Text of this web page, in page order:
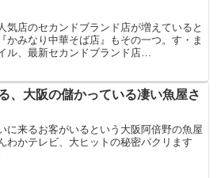
気店のセカンドブランド店が増えていると
かみなり中華そば店』もその一つ。す・ま
ル、最新セカンドブランド店
、大阪の儲かっている凄い魚屋さ
に来るお客がいるという大阪阿倍野の魚屋
わかテレビ、大ヒットの秘密パクリます